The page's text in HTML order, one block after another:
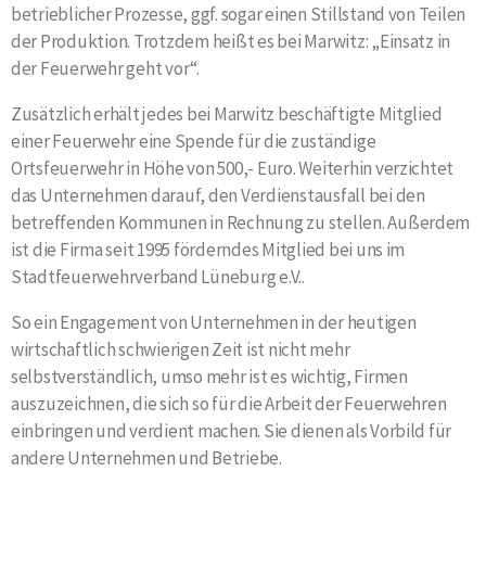
betrieblicher Prozesse, ggf. sogar einen Stillstand von Teilen
der Produktion. Trotzdem heißt es bei Marwitz: „Einsatz in
der Feuerwehr geht vor“.
Zusätzlich erhält jedes bei Marwitz beschäftigte Mitglied
einer Feuerwehr eine Spende für die zuständige
Ortsfeuerwehr in Höhe von 500,- Euro. Weiterhin verzichtet
das Unternehmen darauf, den Verdienstausfall bei den
betreffenden Kommunen in Rechnung zu stellen. Außerdem
ist die Firma seit 1995 förderndes Mitglied bei uns im
Stadtfeuerwehrverband Lüneburg e.V..
So ein Engagement von Unternehmen in der heutigen
wirtschaftlich schwierigen Zeit ist nicht mehr
selbstverständlich, umso mehr ist es wichtig, Firmen
auszuzeichnen, die sich so für die Arbeit der Feuerwehren
einbringen und verdient machen. Sie dienen als Vorbild für
andere Unternehmen und Betriebe.